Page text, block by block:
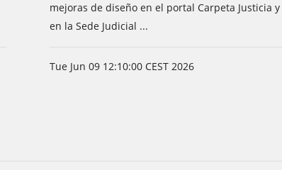
mejoras de diseño en el portal Carpeta Justicia y
en la Sede Judicial ...
Tue Jun 09 12:10:00 CEST 2026